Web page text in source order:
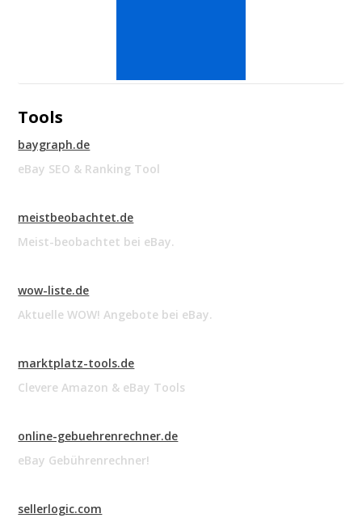
Tools
baygraph.de
eBay SEO & Ranking Tool
meistbeobachtet.de
Meist-beobachtet bei eBay.
wow-liste.de
Aktuelle WOW! Angebote bei eBay.
marktplatz-tools.de
Clevere Amazon & eBay Tools
online-gebuehrenrechner.de
eBay Gebührenrechner!
sellerlogic.com